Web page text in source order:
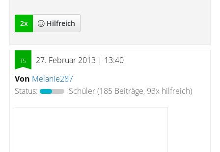
2x Hilfreich
27. Februar 2013 | 13:40
Von Melanie287
Status:
Schüler(185 Beiträge, 93x hilfreich)